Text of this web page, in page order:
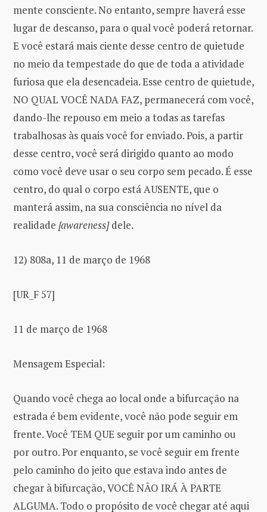
mente consciente. No entanto, sempre haverá esse
lugar de descanso, para o qual você poderá retornar.
E você estará mais ciente desse centro de quietude
no meio da tempestade do que de toda a atividade
furiosa que ela desencadeia. Esse centro de quietude,
NO QUAL VOCÊ NADA FAZ, permanecerá com você,
dando-lhe repouso em meio a todas as tarefas
trabalhosas às quais você for enviado. Pois, a partir
desse centro, você será dirigido quanto ao modo
como você deve usar o seu corpo sem pecado. É esse
centro, do qual o corpo está AUSENTE, que o
manterá assim, na sua consciência no nível da
realidade [awareness]dele.
12) 808a, 11 de março de 1968
[UR_F 57]
11 de março de 1968
Mensagem Especial:
Quando você chega ao local onde a bifurcação na
estrada é bem evidente, você não pode seguir em
frente. Você TEM QUE seguir por um caminho ou
por outro. Por enquanto, se você seguir em frente
pelo caminho do jeito que estava indo antes de
chegar à bifurcação, VOCÊ NÃO IRÁ À PARTE
ALGUMA. Todo o propósito de você chegar até aqui